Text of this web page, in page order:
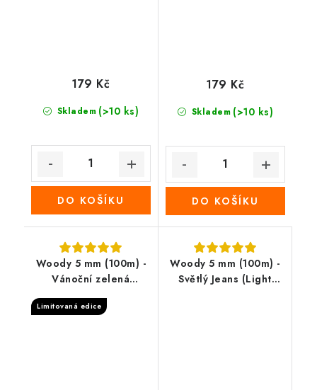
Skladem (>10 ks)
179 Kč
DO KOŠÍKU
Skladem (>10 ks)
179 Kč
DO KOŠÍKU
Woody 5 mm (100m) -
Vánoční zelená
Limitovaná edice
Woody 5 mm (100m) -
Světlý Jeans (Light